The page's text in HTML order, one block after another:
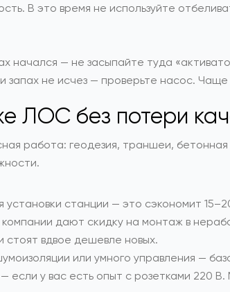
В это время не используйте
начался — не засыпайте туда
не исчез — проверьте насос.
ЛОС без потери
работа: геодезия, траншеи,
станции — это сэкономит
дают скидку на монтаж в
стоят вдвое дешевле новых.
или умного управления —
у вас есть опыт с розетками 220